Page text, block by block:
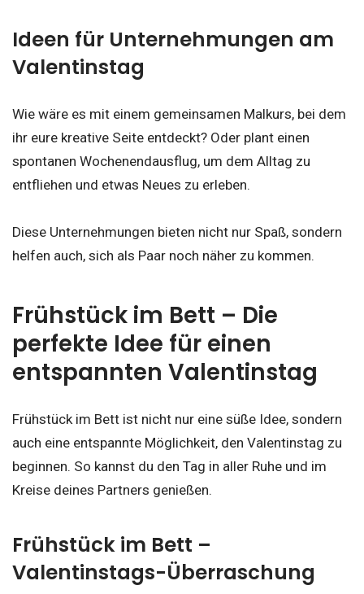
Ideen für Unternehmungen am
Valentinstag
Wie wäre es mit einem gemeinsamen Malkurs, bei dem
ihr eure kreative Seite entdeckt? Oder plant einen
spontanen Wochenendausflug, um dem Alltag zu
entfliehen und etwas Neues zu erleben.
Diese Unternehmungen bieten nicht nur Spaß, sondern
helfen auch, sich als Paar noch näher zu kommen.
Frühstück im Bett – Die
perfekte Idee für einen
entspannten Valentinstag
Frühstück im Bett ist nicht nur eine süße Idee, sondern
auch eine entspannte Möglichkeit, den Valentinstag zu
beginnen. So kannst du den Tag in aller Ruhe und im
Kreise deines Partners genießen.
Frühstück im Bett –
Valentinstags-Überraschung